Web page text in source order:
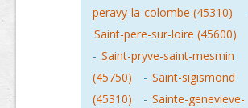
peravy-la-colombe (45310)
-
Saint-pere-sur-loire (45600)
- Saint-pryve-saint-mesmin
(45750)
- Saint-sigismond
(45310)
- Sainte-genevieve-